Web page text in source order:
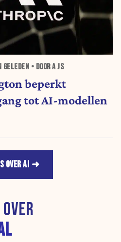
GELEDEN • DOOR A JS
beperkt
tot AI-modellen
OVER AI